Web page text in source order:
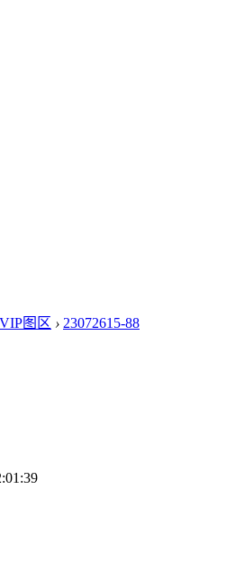
VIP图区 › 23072615-88